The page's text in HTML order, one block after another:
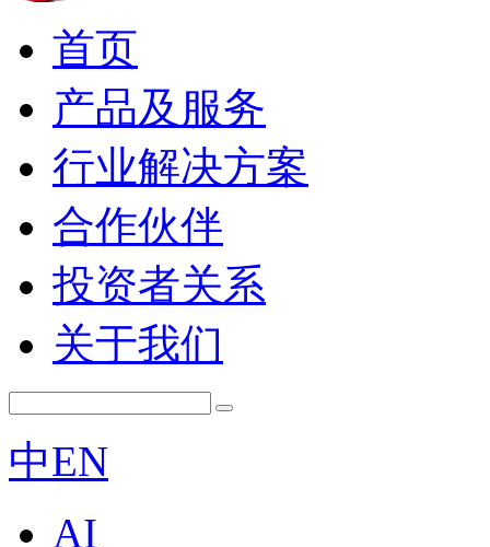
首页
产品及服务
行业解决方案
合作伙伴
投资者关系
关于我们
中EN
AI